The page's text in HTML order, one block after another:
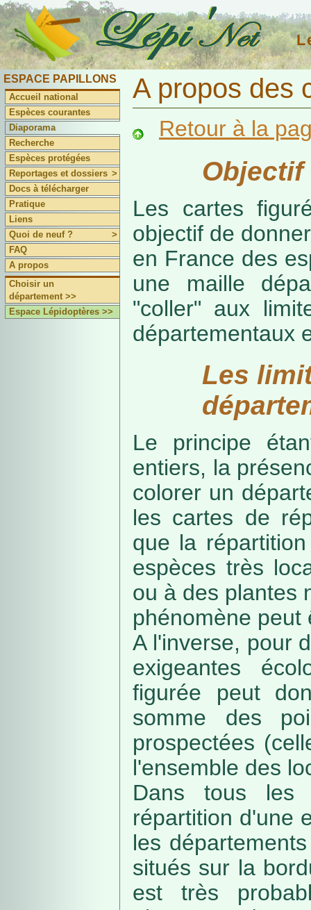
ESPACE PAPILLONS
Accueil national
Espèces courantes
Diaporama
Recherche
Espèces protégées
Reportages et dossiers >
Docs à télécharger
Pratique
Liens
Quoi de neuf ?
>
FAQ
A propos
Choisir un
département >>
Espace Lépidoptères >>
A propos des
Retour à la
Objectif
Les cartes
objectif de
en France des
une maille
"coller" aux
départementaux
Les
Le principe
entiers, la
colorer un
les cartes de
que la
espèces très
ou à des plantes
phénomène peut
A l'inverse, pour
exigeantes
figurée peut
somme des
prospectées
l'ensemble des
Dans tous les
répartition d'une
les
situés sur la
est très